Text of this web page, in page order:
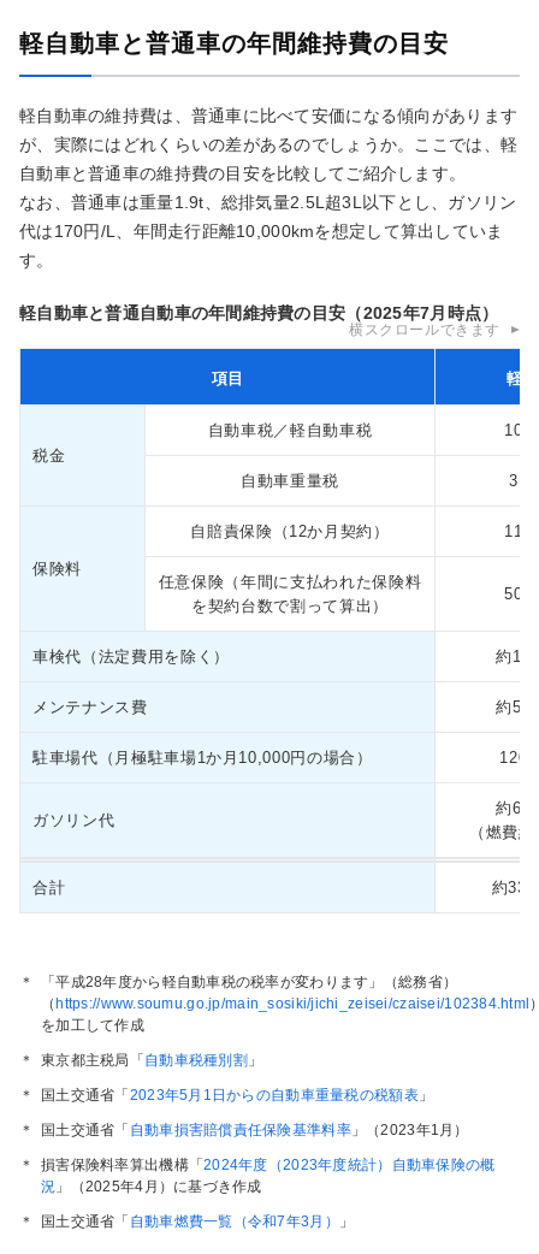
軽自動車と普通車の年間維持費の目安
軽自動車の維持費は、普通車に比べて安価になる傾向があります
が、実際にはどれくらいの差があるのでしょうか。ここでは、軽
自動車と普通車の維持費の目安を比較してご紹介します。
なお、普通車は重量1.9t、総排気量2.5L超3L以下とし、ガソリン
代は170円/L、年間走行距離10,000kmを想定して算出していま
す。
軽自動車と普通自動車の年間維持費の目安（2025年7月時点）
横スクロールできます
項目 軽
税金
自動車税／軽自動車税
自動車重量税
保険料
自賠責保険（12か月契約）
任意保険（年間に支払われた保険料
を契約台数で割って算出）
車検代（法定費用を除く） 約
メンテナンス費 約
駐車場代（月極駐車場1か月10,000円の場合）
ガソリン代
約
（燃費
合計 約
＊
「平成28年度から軽自動車税の税率が変わります」（総務省）
（ https://www.soumu.go.jp/main_sosiki/jichi_zeisei/czaisei/102384.html
を加工して作成
＊ 東京都主税局「 自動車税種別割 」
＊ 国土交通省「 2023年5月1日からの自動車重量税の税額表」
＊ 国土交通省「 自動車損害賠償責任保険基準料率」（2023年1月）
＊ 損害保険料率算出機構「2024年度（2023年度統計）自動車保険の概
況 」（2025年4月）に基づき作成
＊ 国土交通省「 自動車燃費一覧（令和7年3月） 」